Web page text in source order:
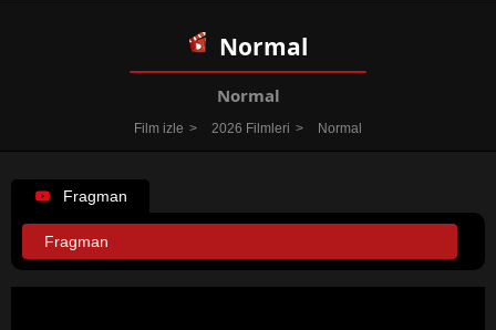
Normal
Normal
Film izle 2026 Filmleri Normal
Fragman
Fragman